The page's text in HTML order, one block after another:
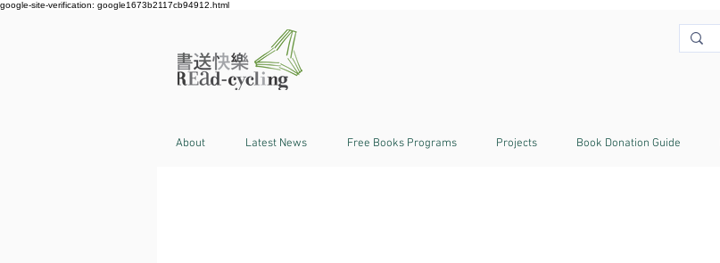
google-site-verification: google1673b2117cb94912.html
About Latest News Free Books Programs Projects Book Donation Guide